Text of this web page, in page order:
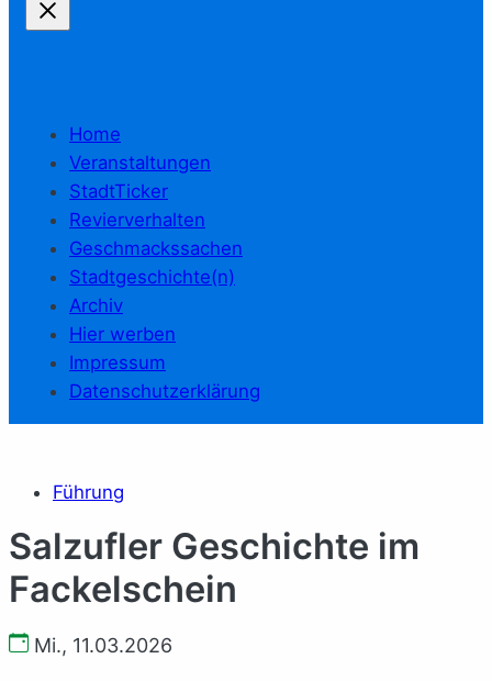
Home
Veranstaltungen
StadtTicker
Revierverhalten
Geschmackssachen
Stadtgeschichte(n)
Archiv
Hier werben
Impressum
Datenschutzerklärung
Führung
Salzufler Geschichte im
Fackelschein
Mi., 11.03.2026